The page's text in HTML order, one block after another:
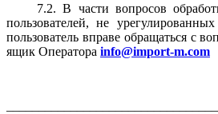
7.2. В части вопросов
пользователей, не
пользователь вправе обращаться с
ящик Оператора info@import-m.com